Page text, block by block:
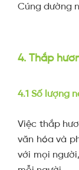
Cúng dường
4. Thắp
4.1 Số lượng
Việc thắp
văn hóa và
với mọi